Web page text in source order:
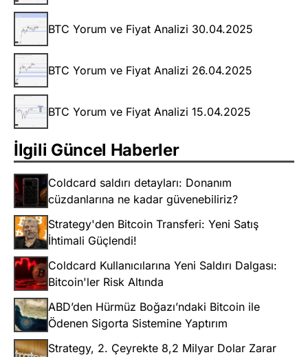
BTC Yorum ve Fiyat Analizi 30.04.2025
BTC Yorum ve Fiyat Analizi 26.04.2025
BTC Yorum ve Fiyat Analizi 15.04.2025
İlgili Güncel Haberler
Coldcard saldırı detayları: Donanım
cüzdanlarına ne kadar güvenebiliriz?
Strategy'den Bitcoin Transferi: Yeni Satış
İhtimali Güçlendi!
Coldcard Kullanıcılarına Yeni Saldırı Dalgası:
Bitcoin'ler Risk Altında
ABD’den Hürmüz Boğazı’ndaki Bitcoin ile
Ödenen Sigorta Sistemine Yaptırım
Strategy, 2. Çeyrekte 8,2 Milyar Dolar Zarar